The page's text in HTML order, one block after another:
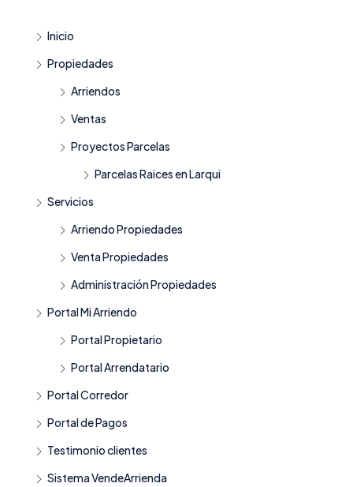
Inicio
Propiedades
Arriendos
Ventas
Proyectos Parcelas
Parcelas Raices en Larqui
Servicios
Arriendo Propiedades
Venta Propiedades
Administración Propiedades
Portal Mi Arriendo
Portal Propietario
Portal Arrendatario
Portal Corredor
Portal de Pagos
Testimonio clientes
Sistema VendeArrienda